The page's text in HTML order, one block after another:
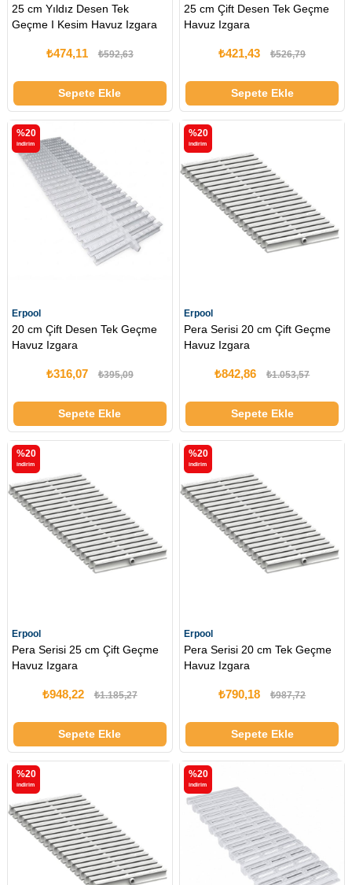
25 cm Yıldız Desen Tek
Geçme I Kesim Havuz Izgara
₺474,11 ₺592,63
Sepete Ekle
25 cm Çift Desen Tek Geçme
Havuz Izgara
₺421,43 ₺526,79
Sepete Ekle
Erpool
20 cm Çift Desen Tek Geçme
Havuz Izgara
₺316,07 ₺395,09
Sepete Ekle
%20
i̇ndirim
Erpool
Pera Serisi 20 cm Çift Geçme
Havuz Izgara
₺842,86 ₺1.053,57
Sepete Ekle
%20
i̇ndirim
Erpool
Pera Serisi 25 cm Çift Geçme
Havuz Izgara
₺948,22 ₺1.185,27
Sepete Ekle
%20
i̇ndirim
Erpool
Pera Serisi 20 cm Tek Geçme
Havuz Izgara
₺790,18 ₺987,72
Sepete Ekle
%20
i̇ndirim
%20
i̇ndirim
%20
i̇ndirim